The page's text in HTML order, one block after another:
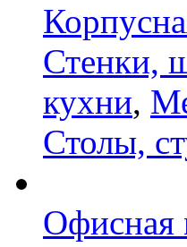
Стенки,
кухни,
Столы,
Офисная